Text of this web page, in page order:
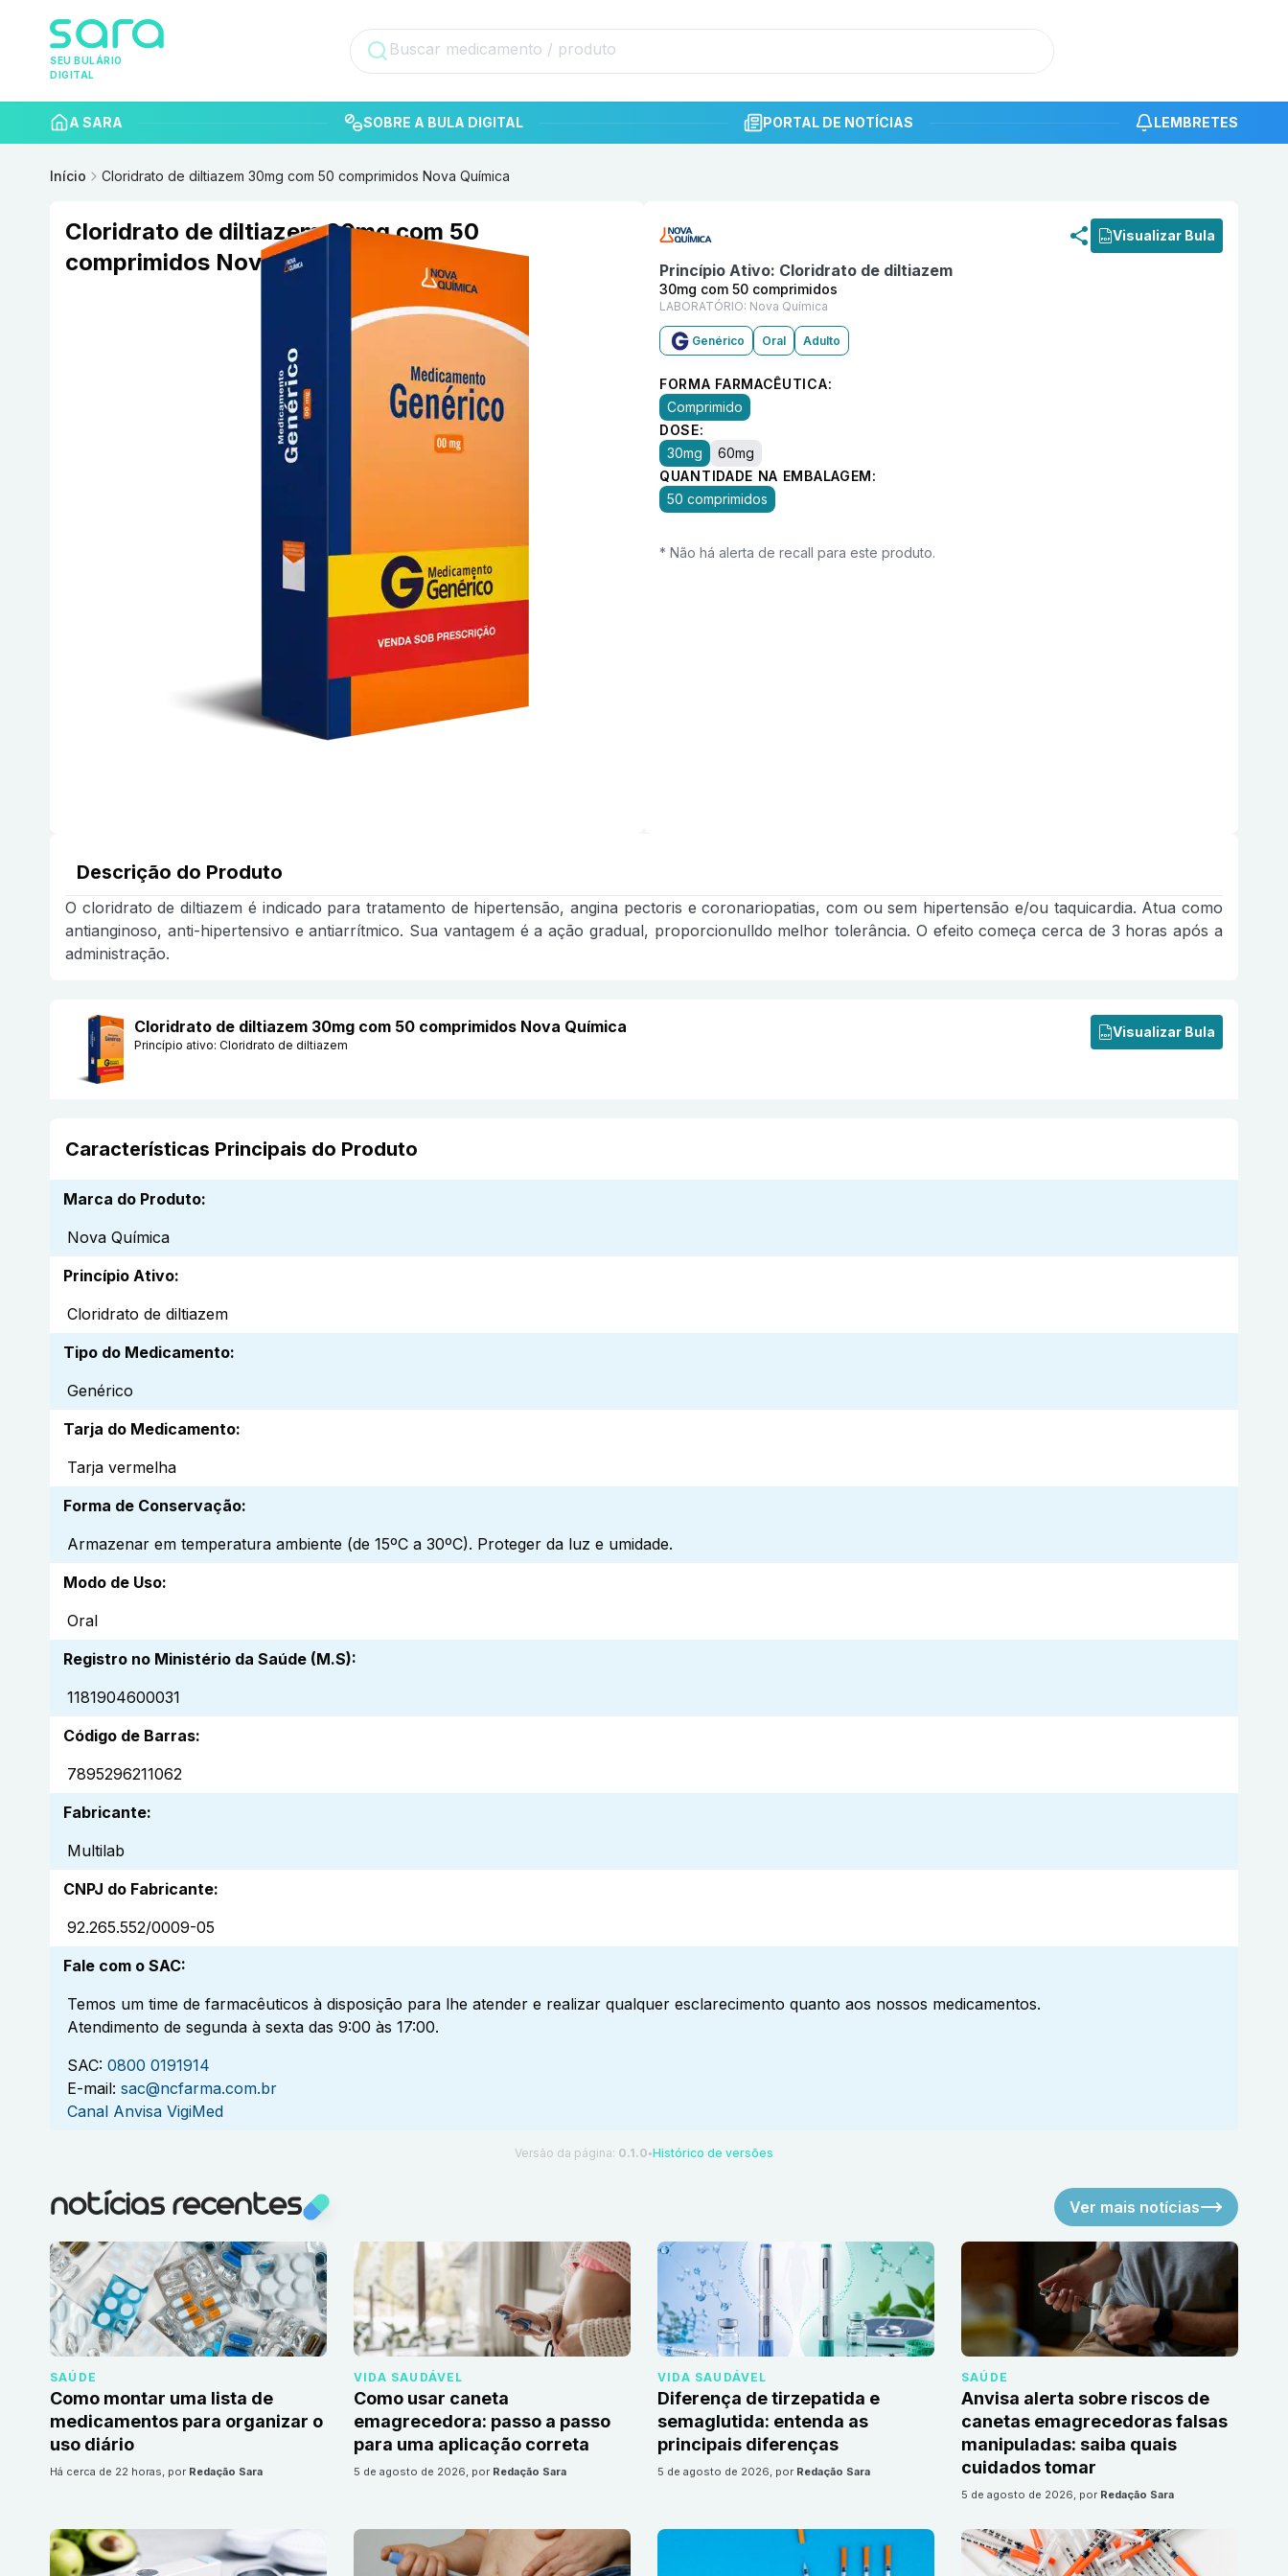
SEU BULÁRIO
DIGITAL
A SARA SOBRE A BULA DIGITAL PORTAL DE NOTÍCIAS LEMBRETES
Início Cloridrato de diltiazem 30mg com 50 comprimidos Nova Química
Cloridrato de diltiazem 30mg com 50
comprimidos Nova Química
Visualizar Bula
Princípio Ativo: Cloridrato de diltiazem
30mg com 50 comprimidos
LABORATÓRIO: Nova Química
Genérico Oral Adulto
FORMA FARMACÊUTICA:
Comprimido
DOSE:
30mg
60mg
QUANTIDADE NA EMBALAGEM:
50 comprimidos
* Não há alerta de recall para este produto.
Descrição do Produto
O cloridrato de diltiazem é indicado para tratamento de hipertensão, angina pectoris e coronariopatias, com ou sem hipertensão e/ou taquicardia. Atua como
antianginoso, anti-hipertensivo e antiarrítmico. Sua vantagem é a ação gradual, proporcionulldo melhor tolerância. O efeito começa cerca de 3 horas após a
administração.
Cloridrato de diltiazem 30mg com 50 comprimidos Nova Química
Princípio ativo: Cloridrato de diltiazem
Visualizar Bula
Características Principais do Produto
Marca do Produto:
Nova Química
Princípio Ativo:
Cloridrato de diltiazem
Tipo do Medicamento:
Genérico
Tarja do Medicamento:
Tarja vermelha
Forma de Conservação:
Armazenar em temperatura ambiente (de 15ºC a 30ºC). Proteger da luz e umidade.
Modo de Uso:
Oral
Registro no Ministério da Saúde (M.S):
1181904600031
Código de Barras:
7895296211062
Fabricante:
Multilab
CNPJ do Fabricante:
92.265.552/0009-05
Fale com o SAC:
Temos um time de farmacêuticos à disposição para lhe atender e realizar qualquer esclarecimento quanto aos nossos medicamentos.
Atendimento de segunda à sexta das 9:00 às 17:00.
SAC: 0800 0191914
E-mail: sac@ncfarma.com.br
Canal Anvisa VigiMed
Versão da página: 0.1.0 ●Histórico de versões
notícias recentes Ver mais notícias
SAÚDE
Como montar uma lista de
medicamentos para organizar o
uso diário
há cerca de 22 horas, por Redação Sara
VIDA SAUDÁVEL
Como usar caneta
emagrecedora: passo a passo
para uma aplicação correta
5 de agosto de 2026, por Redação Sara
VIDA SAUDÁVEL
Diferença de tirzepatida e
semaglutida: entenda as
principais diferenças
5 de agosto de 2026, por Redação Sara
SAÚDE
Anvisa alerta sobre riscos de
canetas emagrecedoras falsas
manipuladas: saiba quais
cuidados tomar
5 de agosto de 2026, por Redação Sara